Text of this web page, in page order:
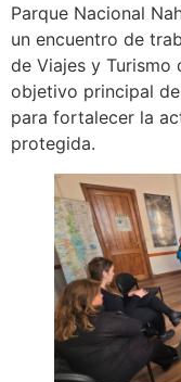
Parque Nacional
un encuentro de
de Viajes y Turismo
objetivo principal
para fortalecer la
protegida.